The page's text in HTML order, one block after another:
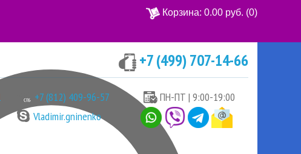
Корзина: 0.00 руб. (0)
+7 (499) 707-14-66
+7 (812) 409-96-57 ПН-ПТ | 9:00-19:00
Vladimir.gninenko